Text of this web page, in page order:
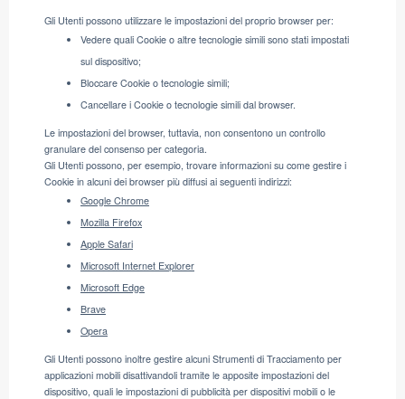
Gli Utenti possono utilizzare le impostazioni del proprio browser per:
Vedere quali Cookie o altre tecnologie simili sono stati impostati
sul dispositivo;
Bloccare Cookie o tecnologie simili;
Cancellare i Cookie o tecnologie simili dal browser.
Le impostazioni del browser, tuttavia, non consentono un controllo
granulare del consenso per categoria.
Gli Utenti possono, per esempio, trovare informazioni su come gestire i
Cookie in alcuni dei browser più diffusi ai seguenti indirizzi:
Google Chrome
Mozilla Firefox
Apple Safari
Microsoft Internet Explorer
Microsoft Edge
Brave
Opera
Gli Utenti possono inoltre gestire alcuni Strumenti di Tracciamento per
applicazioni mobili disattivandoli tramite le apposite impostazioni del
dispositivo, quali le impostazioni di pubblicità per dispositivi mobili o le